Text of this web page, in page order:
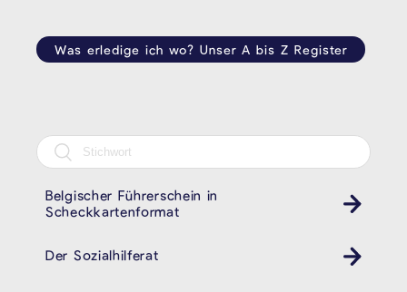
Was erledige ich wo? Unser A bis Z Register
Belgischer Führerschein in
Scheckkartenformat
Der Sozialhilferat